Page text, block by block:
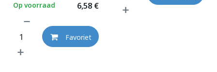
6,58€
Op voorraad
Favoriet